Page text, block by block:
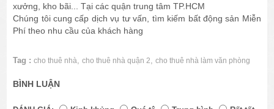
xưởng, kho bãi... Tại các quận trung tâm TP.HCM
Chúng tôi cung cấp dịch vụ tư vấn, tìm kiếm bất động sản Miễn
Phí theo nhu cầu của khách hàng
Tag : cho thuê nhà ,cho thuê nhà quận 2 ,cho thuê nhà làm văn phòng
BÌNH LUẬN